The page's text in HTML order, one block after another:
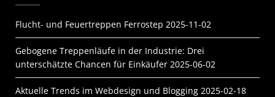
Flucht- und Feuertreppen Ferrostep 2025-11-02
Gebogene Treppenläufe in der Industrie: Drei
unterschätzte Chancen für Einkäufer 2025-06-02
Aktuelle Trends im Webdesign und Blogging 2025-02-18